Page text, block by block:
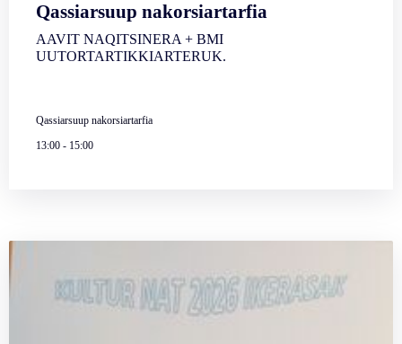
Qassiarsuup nakorsiartarfia
AAVIT NAQITSINERA + BMI
UUTORTARTIKKIARTERUK.
Qassiarsuup nakorsiartarfia
13:00 - 15:00